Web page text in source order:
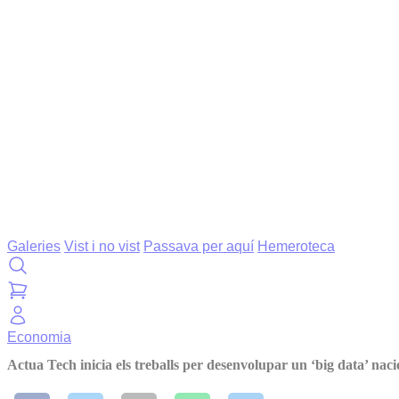
Galeries Vist i no vist Passava per aquí Hemeroteca
Economia
Actua Tech inicia els treballs per desenvolupar un ‘big data’